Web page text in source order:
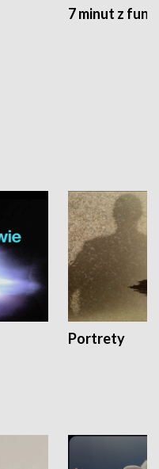
7 minut z
Portrety